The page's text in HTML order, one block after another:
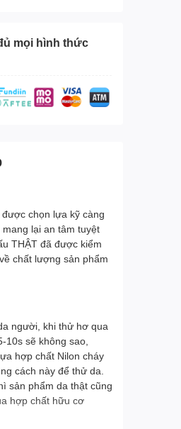
mọi hình thức
chọn lựa kỹ càng
lại an tâm tuyệt
THẬT đã được kiểm
chất lượng sản phẩm
người, khi thử hơ qua
10s sẽ không sao,
hợp chất Nilon cháy
cách này để thử da.
sản phẩm da thật cũng
hợp chất hữu cơ